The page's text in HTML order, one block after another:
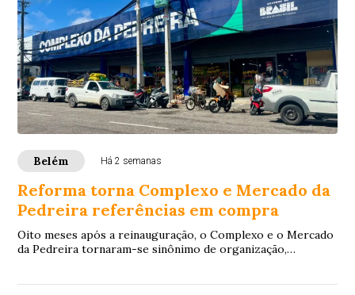
Belém Há 2 semanas
Reforma torna Complexo e Mercado da
Pedreira referências em compra
Oito meses após a reinauguração, o Complexo e o Mercado
da Pedreira tornaram-se sinônimo de organização,